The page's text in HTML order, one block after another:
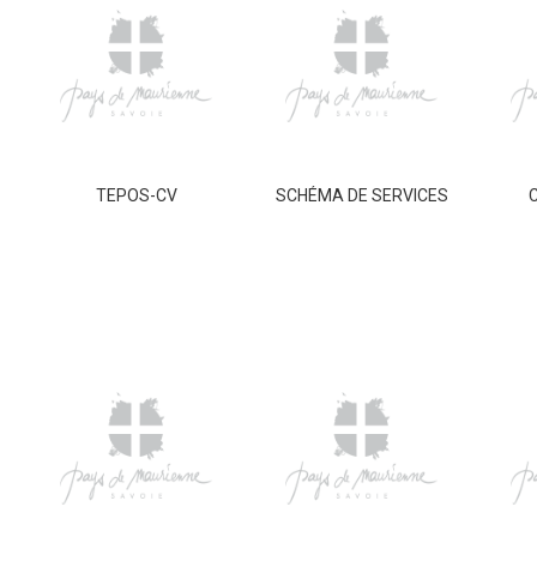
TEPOS-CV SCHÉMA DE SERVICES